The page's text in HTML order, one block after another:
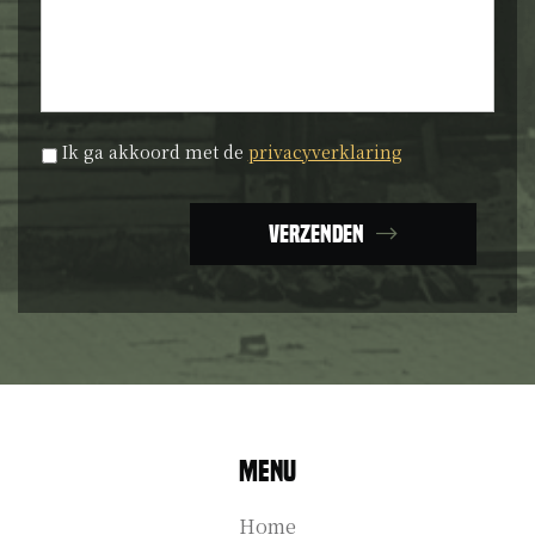
Privacyverklaring *
Ik ga akkoord met de privacyverklaring
Verzenden
Menu
Home